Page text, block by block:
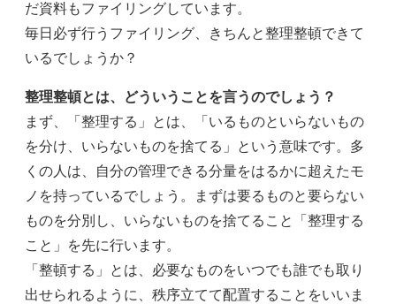
だ資料もファイリングしています。
毎日必ず行うファイリング、きちんと整理整頓できて
いるでしょうか？
整理整頓とは、どういうことを言うのでしょう？
まず、「整理する」とは、「いるものといらないもの
を分け、いらないものを捨てる」という意味です。多
くの人は、自分の管理できる分量をはるかに超えたモ
ノを持っているでしょう。まずは要るものと要らない
ものを分別し、いらないものを捨てること「整理する
こと」を先に行います。
「整頓する」とは、必要なものをいつでも誰でも取り
出せられるように、秩序立てて配置することをいいま